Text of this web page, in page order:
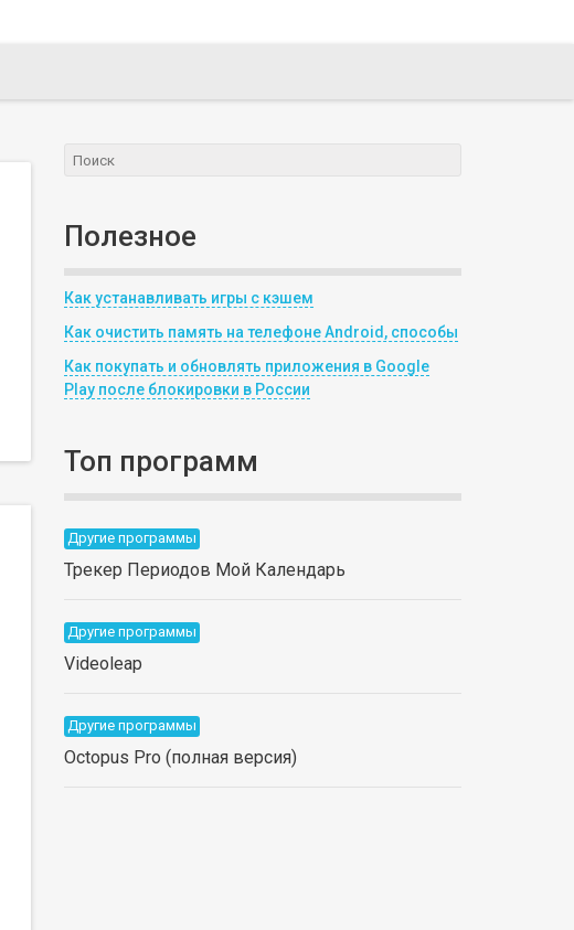
Полезное
Как устанавливать игры с кэшем
Как очистить память на телефоне Android, способы
Как покупать и обновлять приложения в Google
Play после блокировки в России
Топ программ
Другие программы
Трекер Периодов Мой Календарь
Другие программы
Videoleap
Другие программы
Octopus Pro (полная версия)